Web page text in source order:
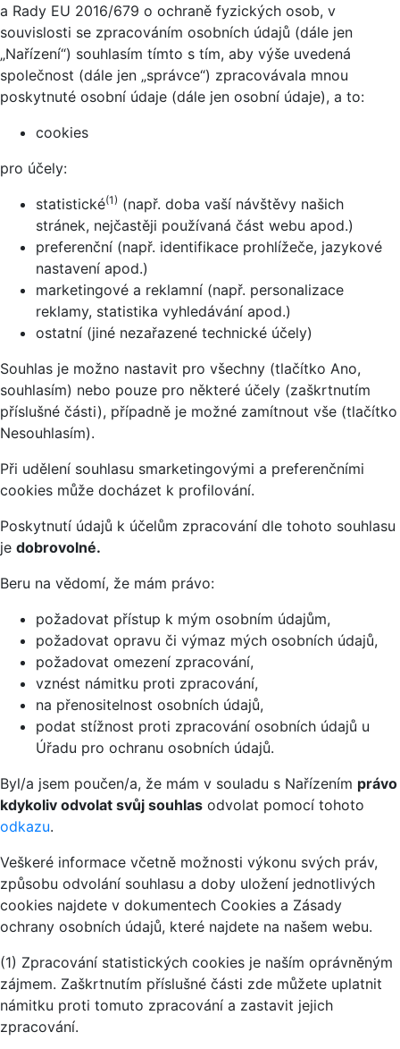
a Rady EU 2016/679 o ochraně fyzických osob, v
souvislosti se zpracováním osobních údajů (dále jen
„Nařízení“) souhlasím tímto s tím, aby výše uvedená
společnost (dále jen „správce“) zpracovávala mnou
poskytnuté osobní údaje (dále jen osobní údaje), a to:
cookies
pro účely:
statistické(1) (např. doba vaší návštěvy našich
stránek, nejčastěji používaná část webu apod.)
preferenční (např. identifikace prohlížeče, jazykové
nastavení apod.)
marketingové a reklamní (např. personalizace
reklamy, statistika vyhledávání apod.)
ostatní (jiné nezařazené technické účely)
Souhlas je možno nastavit pro všechny (tlačítko Ano,
souhlasím) nebo pouze pro některé účely (zaškrtnutím
příslušné části), případně je možné zamítnout vše (tlačítko
Nesouhlasím).
Při udělení souhlasu smarketingovými a preferenčními
cookies může docházet k profilování.
Poskytnutí údajů k účelům zpracování dle tohoto souhlasu
je dobrovolné.
Beru na vědomí, že mám právo:
požadovat přístup k mým osobním údajům,
požadovat opravu či výmaz mých osobních údajů,
požadovat omezení zpracování,
vznést námitku proti zpracování,
na přenositelnost osobních údajů,
podat stížnost proti zpracování osobních údajů u
Úřadu pro ochranu osobních údajů.
Byl/a jsem poučen/a, že mám v souladu s Nařízením právo
kdykoliv odvolat svůj souhlas odvolat pomocí tohoto
odkazu.
Veškeré informace včetně možnosti výkonu svých práv,
způsobu odvolání souhlasu a doby uložení jednotlivých
cookies najdete v dokumentech Cookies a Zásady
ochrany osobních údajů, které najdete na našem webu.
(1) Zpracování statistických cookies je naším oprávněným
zájmem. Zaškrtnutím příslušné části zde můžete uplatnit
námitku proti tomuto zpracování a zastavit jejich
zpracování.